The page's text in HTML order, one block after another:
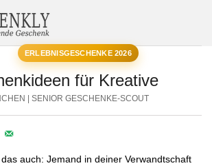
ERLEBNISGESCHENKE 2026
für Kreative
| SENIOR GESCHENKE-SCOUT
auch: Jemand in deiner Verwandtschaft